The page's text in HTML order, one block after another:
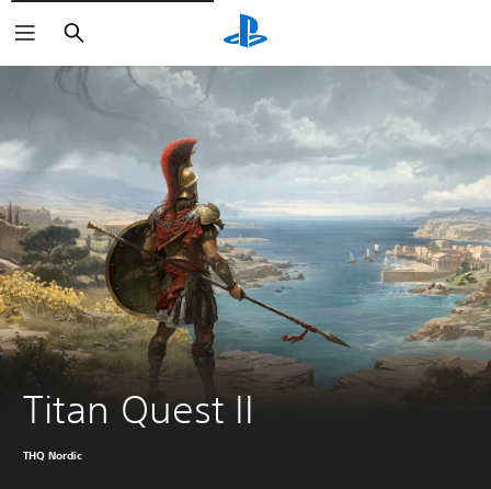
Buscar
Titan Quest II
THQ Nordic